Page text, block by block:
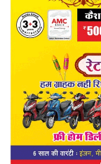
प्रमुख खबर
Language
English hindi